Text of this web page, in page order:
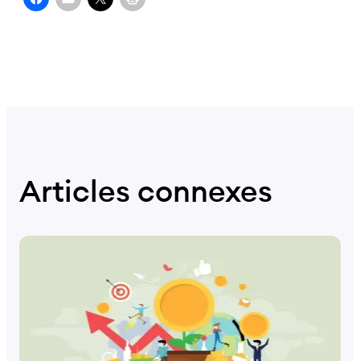
Articles connexes